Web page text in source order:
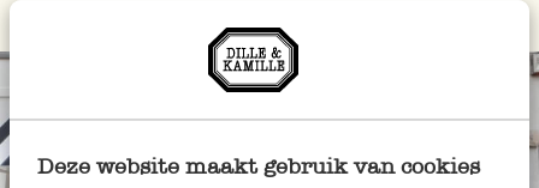
Deze website maakt gebruik van cookies